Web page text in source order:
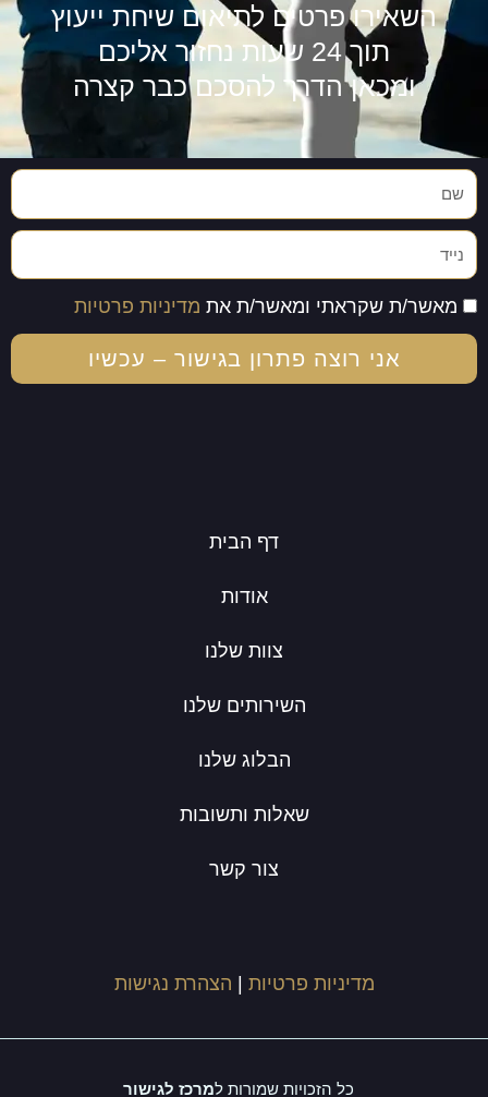
השאירו פרטים לתיאום שיחת ייעוץ
תוך 24 שעות נחזור אליכם
ומכאן הדרך להסכם כבר קצרה
שם
נייד
הסכמה
מאשר/ת שקראתי ומאשר/ת את מדיניות פרטיות
אני רוצה פתרון בגישור – עכשיו
דף הבית
אודות
צוות שלנו
השירותים שלנו
הבלוג שלנו
שאלות ותשובות
צור קשר
מדיניות פרטיות | הצהרת נגישות
כל הזכויות שמורות למרכז לגישור